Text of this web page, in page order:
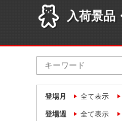
入荷景品
登場月 全て表示
登場週 全て表示